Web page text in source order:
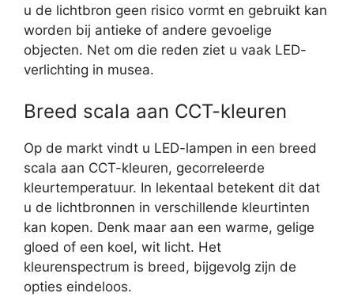
u de lichtbron geen risico vormt en gebruikt kan
worden bij antieke of andere gevoelige
objecten. Net om die reden ziet u vaak LED-
verlichting in musea.
Breed scala aan CCT-kleuren
Op de markt vindt u LED-lampen in een breed
scala aan CCT-kleuren, gecorreleerde
kleurtemperatuur. In lekentaal betekent dit dat
u de lichtbronnen in verschillende kleurtinten
kan kopen. Denk maar aan een warme, gelige
gloed of een koel, wit licht. Het
kleurenspectrum is breed, bijgevolg zijn de
opties eindeloos.